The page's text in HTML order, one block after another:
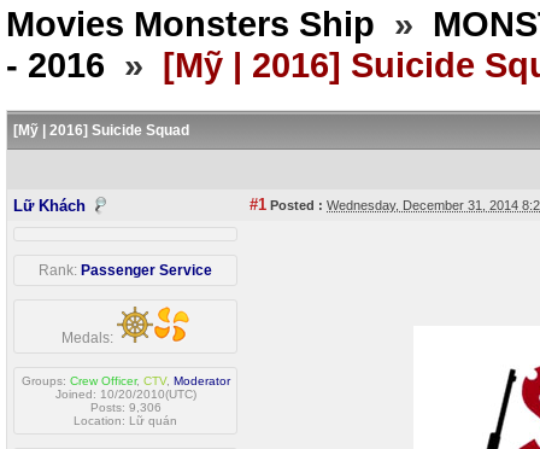
Movies Monsters Ship »
- 2016 » [Mỹ | 2016] Suicide
[Mỹ | 2016] Suicide Squad
Lữ Khách #1 Posted : Wednesday, December 31, 2014
Rank: Passenger Service
Medals:
Groups: Crew Officer, CTV, Moderator
Joined: 10/20/2010(UTC)
Posts: 9,306
Location: Lữ quán